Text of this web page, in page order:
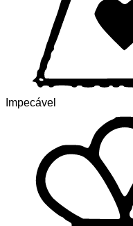
Impecável